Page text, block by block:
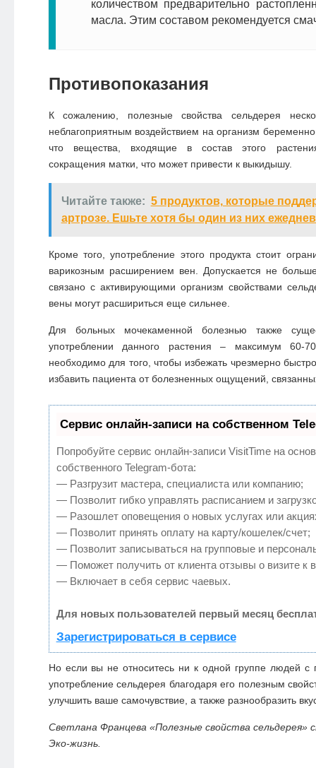
количеством предварительно
масла. Этим составом рекомендуется
Противопоказания
К сожалению, полезные свойства сельдерея
неблагоприятным воздействием на организм
что вещества, входящие в состав этого
сокращения матки, что может привести к выкидышу.
Читайте также: 5 продуктов, которые
артрозе. Ешьте хотя бы один из них
Кроме того, употребление этого продукта стоит
варикозным расширением вен. Допускается не
связано с активирующими организм свойствами
вены могут расшириться еще сильнее.
Для больных мочекаменной болезнью также
употреблении данного растения – максимум 60-
необходимо для того, чтобы избежать чрезмерно
избавить пациента от болезненных ощущений,
Сервис онлайн-записи на собственном
Попробуйте сервис онлайн-записи VisitTime на
собственного Telegram-бота:
— Разгрузит мастера, специалиста или компанию;
— Позволит гибко управлять расписанием и
— Разошлет оповещения о новых услугах или
— Позволит принять оплату на карту/кошелек/счет;
— Позволит записываться на групповые и
— Поможет получить от клиента отзывы о визите к
— Включает в себя сервис чаевых.
Для новых пользователей первый месяц
Зарегистрироваться в сервисе
Но если вы не относитесь ни к одной группе людей с
употребление сельдерея благодаря его полезным
улучшить ваше самочувствие, а также разнообразить
Светлана Францева «Полезные свойства сельдерея»
Эко-жизнь.